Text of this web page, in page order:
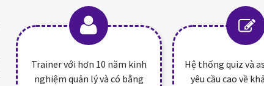
Hệ thống quiz và
yêu cầu cao về
Trainer với hơn 10 năm kinh
nghiệm quản lý và có bằng